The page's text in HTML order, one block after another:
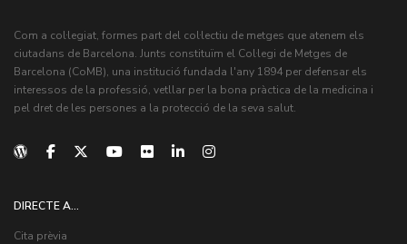
Com a col·legiat, formes part del col·lectiu de metges que atenem els
ciutadans de Barcelona. Junts constituïm el Col·legi de Metges de
Barcelona (CoMB), una institució fundada l'any 1894 per defensar els
interessos de la professió, vetllar per la bona pràctica de la medicina i
pel dret de les persones a la protecció de la seva salut.
DIRECTE A...
Cita prèvia